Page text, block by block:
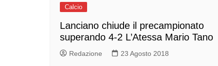
Calcio
Lanciano chiude il precampionato
superando 4-2 L’Atessa Mario Tano
Redazione 23 Agosto 2018